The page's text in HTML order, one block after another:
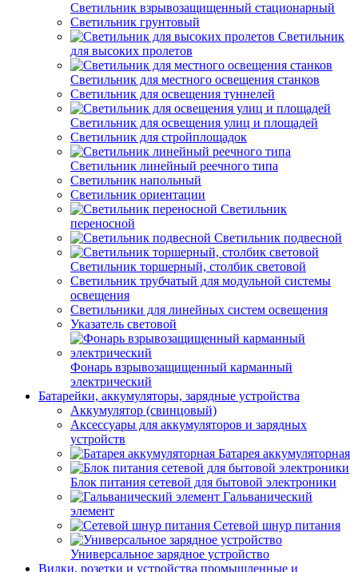
Светильник взрывозащищенный стационарный
Светильник грунтовый
Светильник
для высоких пролетов
Светильник для местного освещения станков
Светильник для освещения туннелей
Светильник для освещения улиц и площадей
Светильник для стройплощадок
Светильник линейный реечного типа
Светильник напольный
Светильник ориентации
Светильник
переносной
Светильник подвесной
Светильник торшерный, столбик световой
Светильник трубчатый для модульной системы
освещения
Светильники для линейных систем освещения
Указатель световой
Фонарь взрывозащищенный карманный
электрический
Батарейки, аккумуляторы, зарядные устройства
Аккумулятор (свинцовый)
Аксессуары для аккумуляторов и зарядных
устройств
Батарея аккумуляторная
Блок питания сетевой для бытовой электроники
Гальванический
элемент
Сетевой шнур питания
Универсальное зарядное устройство
Вилки, розетки и устройства промышленные и